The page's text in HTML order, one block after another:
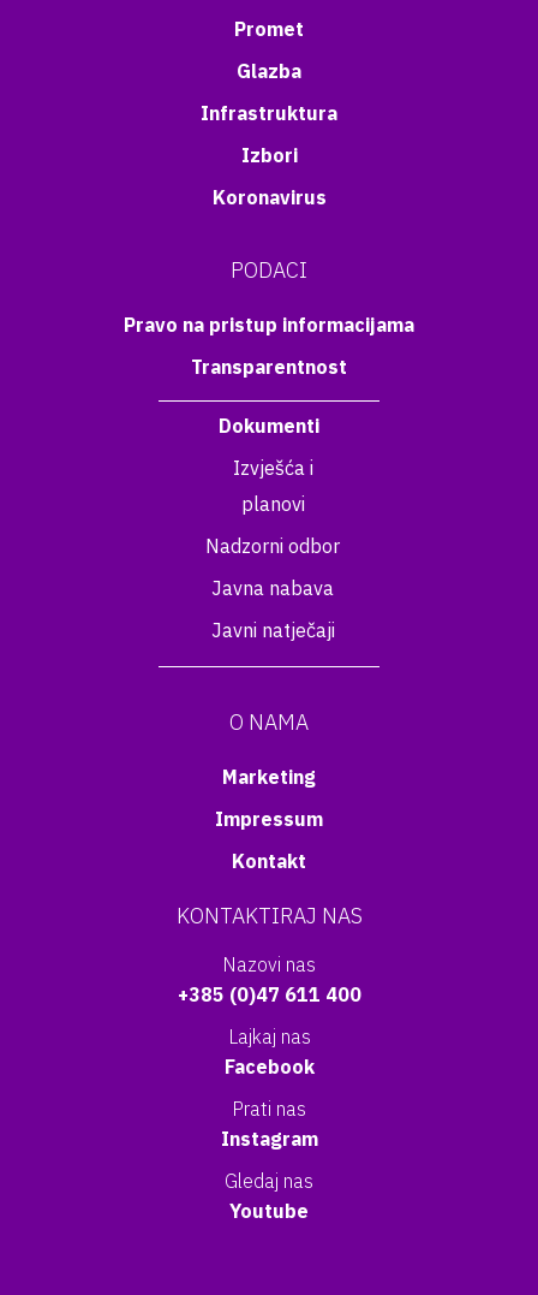
Promet
Glazba
Infrastruktura
Izbori
Koronavirus
PODACI
Pravo na pristup informacijama
Transparentnost
Dokumenti
Izvješća i
planovi
Nadzorni odbor
Javna nabava
Javni natječaji
O NAMA
Marketing
Impressum
Kontakt
KONTAKTIRAJ NAS
Nazovi nas
+385 (0)47 611 400
Lajkaj nas
Facebook
Prati nas
Instagram
Gledaj nas
Youtube